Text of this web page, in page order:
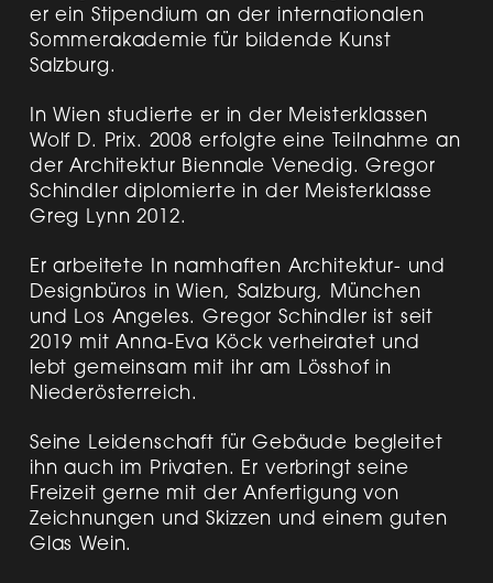
er ein Stipendium an der internationalen
Sommerakademie für bildende Kunst
Salzburg.
In Wien studierte er in der Meisterklassen
Wolf D. Prix. 2008 erfolgte eine Teilnahme an
der Architektur Biennale Venedig. Gregor
Schindler diplomierte in der Meisterklasse
Greg Lynn 2012.
Er arbeitete In namhaften Architektur- und
Designbüros in Wien, Salzburg, München
und Los Angeles. Gregor Schindler ist seit
2019 mit Anna-Eva Köck verheiratet und
lebt gemeinsam mit ihr am Lösshof in
Niederösterreich.
Seine Leidenschaft für Gebäude begleitet
ihn auch im Privaten. Er verbringt seine
Freizeit gerne mit der Anfertigung von
Zeichnungen und Skizzen und einem guten
Glas Wein.